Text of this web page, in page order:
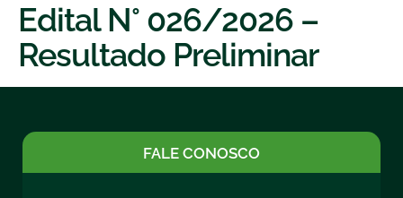
Edital N° 026/2026 –
Resultado Preliminar
FALE CONOSCO